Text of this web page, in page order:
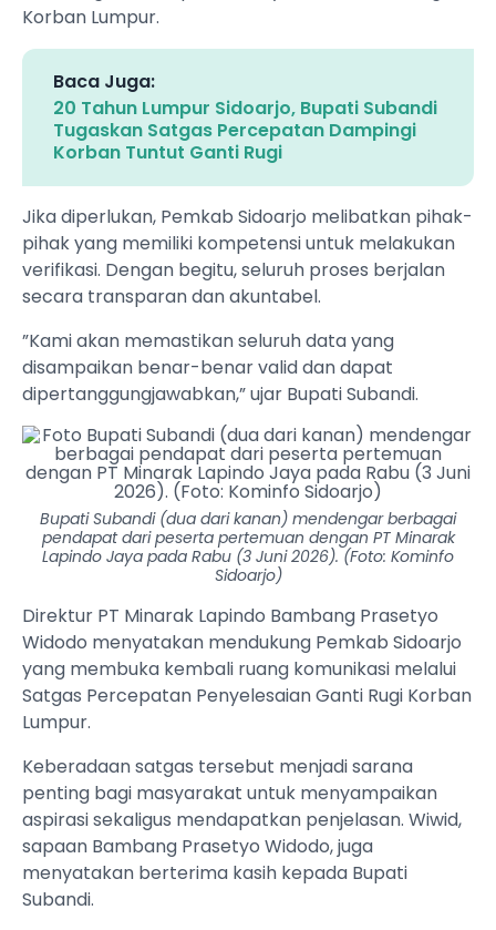
Korban Lumpur.
Baca Juga:
20 Tahun Lumpur Sidoarjo, Bupati Subandi
Tugaskan Satgas Percepatan Dampingi
Korban Tuntut Ganti Rugi
Jika diperlukan, Pemkab Sidoarjo melibatkan pihak-
pihak yang memiliki kompetensi untuk melakukan
verifikasi. Dengan begitu, seluruh proses berjalan
secara transparan dan akuntabel.
”Kami akan memastikan seluruh data yang
disampaikan benar-benar valid dan dapat
dipertanggungjawabkan,” ujar Bupati Subandi.
Bupati Subandi (dua dari kanan) mendengar berbagai
pendapat dari peserta pertemuan dengan PT Minarak
Lapindo Jaya pada Rabu (3 Juni 2026). (Foto: Kominfo
Sidoarjo)
Direktur PT Minarak Lapindo Bambang Prasetyo
Widodo menyatakan mendukung Pemkab Sidoarjo
yang membuka kembali ruang komunikasi melalui
Satgas Percepatan Penyelesaian Ganti Rugi Korban
Lumpur.
Keberadaan satgas tersebut menjadi sarana
penting bagi masyarakat untuk menyampaikan
aspirasi sekaligus mendapatkan penjelasan. Wiwid,
sapaan Bambang Prasetyo Widodo, juga
menyatakan berterima kasih kepada Bupati
Subandi.